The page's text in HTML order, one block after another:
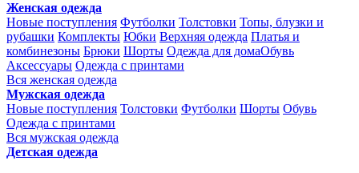
Женская одежда
Новые поступления Футболки Толстовки Топы, блузки и
рубашки Комплекты Юбки Верхняя одежда Платья и
комбинезоны Брюки Шорты Одежда для домаОбувь
Аксессуары Одежда с принтами
Вся женская одежда
Мужская одежда
Новые поступления Толстовки Футболки Шорты Обувь
Одежда с принтами
Вся мужская одежда
Детская одежда